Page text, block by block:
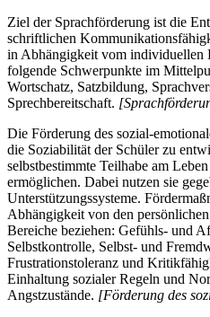
Ziel der Sprachförderung ist die
schriftlichen
in Abhängigkeit vom individuellen
folgende Schwerpunkte im
Wortschatz, Satzbildung,
Sprechbereitschaft.
Die Förderung des sozial-
die Soziabilität der Schüler zu
selbstbestimmte Teilhabe am
ermöglichen. Dabei nutzen sie
Unterstützungssysteme.
Abhängigkeit von den
Bereiche beziehen: Gefühls- und
Selbstkontrolle, Selbst- und
Frustrationstoleranz und
Einhaltung sozialer Regeln und
Angstzustände. [Förderung des